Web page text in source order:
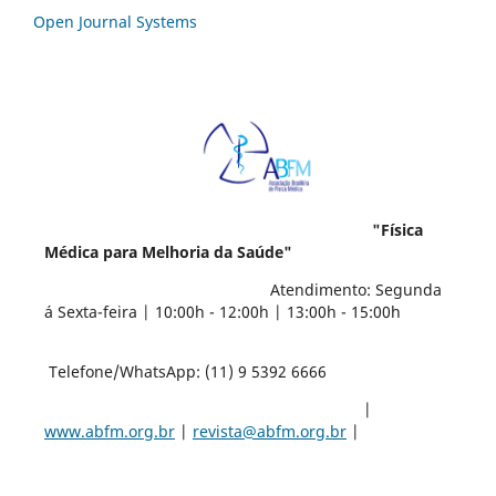
Open Journal Systems
"Física
Médica para Melhoria da Saúde"
Atendimento: Segunda
á Sexta-feira | 10:00h - 12:00h | 13:00h - 15:00h
Telefone/WhatsApp: (11) 9 5392 6666
|
www.abfm.org.br| revista@abfm.org.br|